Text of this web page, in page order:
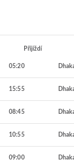
Přijíždí
05:20
15:55
08:45
10:55
09:00